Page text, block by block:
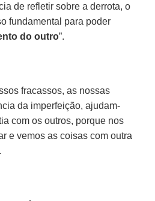
de refletir sobre a derrota, o
fundamental para poder
do outro”.
fracassos, as nossas
da imperfeição, ajudam-
com os outros, porque nos
e vemos as coisas com outra